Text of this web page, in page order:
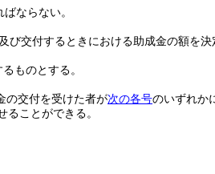
ならない。
び交付するときにおける助成金の額を
ものとする。
の交付を受けた者が次の各号のいずれか
ことができる。